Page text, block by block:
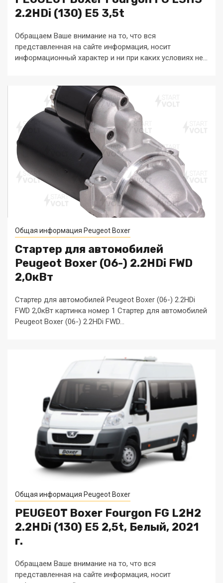
2.2HDi (130) E5 3,5t
Обращаем Ваше внимание на то, что вся
представленная на сайте информация, носит
информационный характер и ни при каких условиях не...
Общая информация Peugeot Boxer
Стартер для автомобилей
Peugeot Boxer (06-) 2.2HDi FWD
2,0кВт
Стартер для автомобилей Peugeot Boxer (06-) 2.2HDi
FWD 2,0кВт картинка номер 1 Стартер для автомобилей
Peugeot Boxer (06-) 2.2HDi FWD...
Общая информация Peugeot Boxer
PEUGEOT Boxer Fourgon FG L2H2
2.2HDi (130) E5 2,5t, Белый, 2021
г.
Обращаем Ваше внимание на то, что вся
представленная на сайте информация, носит